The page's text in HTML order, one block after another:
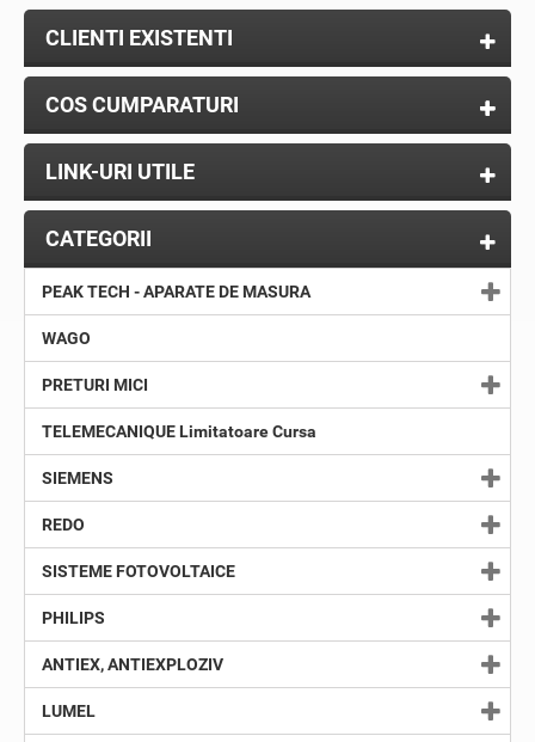
CLIENTI EXISTENTI
COS CUMPARATURI
LINK-URI UTILE
CATEGORII
PEAK TECH - APARATE DE MASURA
WAGO
PRETURI MICI
TELEMECANIQUE Limitatoare Cursa
SIEMENS
REDO
SISTEME FOTOVOLTAICE
PHILIPS
ANTIEX, ANTIEXPLOZIV
LUMEL